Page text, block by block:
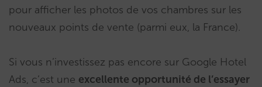
pour afficher les photos de vos chambres sur les
nouveaux points de vente (parmi eux, la France).
Si vous n’investissez pas encore sur Google Hotel
Ads, c’est une excellente opportunité de l’essayer